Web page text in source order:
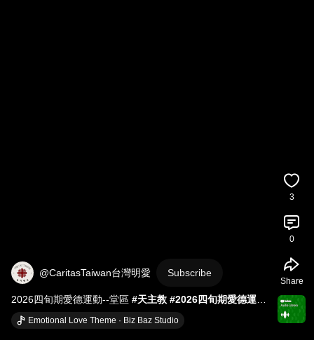
@CaritasTaiwan台灣明愛 Subscribe
2026四旬期愛德運動--堂區 #天主教 #2026四旬期愛德運動
#祂先愛我守護 #CaritasLent #明愛精神
Emotional Love Theme · Biz Baz Studio
3
0
Share